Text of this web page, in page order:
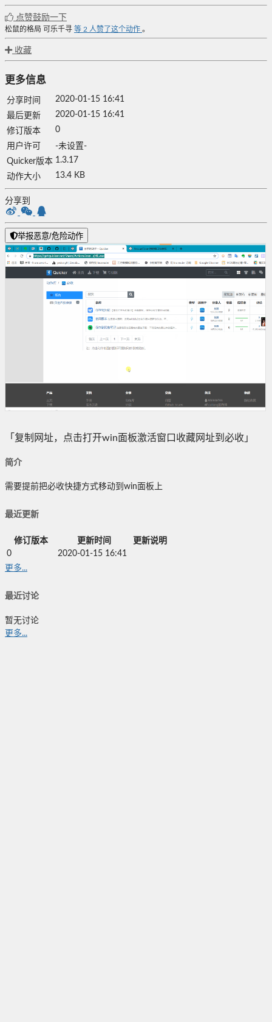
点赞鼓励一下
松鼠的格局 可乐千寻 等 2 人赞了这个动作 。
收藏
更多信息
分享时间
2020-01-15 16:41
最后更新
2020-01-15 16:41
修订版本
0
用户许可
-未设置-
Quicker版本 1.3.17
动作大小
13.4 KB
分享到
举报恶意/危险动作
「复制网址，点击打开win面板激活窗口收藏网址到必收」
简介
需要提前把必收快捷方式移动到win面板上
最近更新
修订版本 更新时间
更新说明
0
2020-01-15 16:41
更多...
最近讨论
暂无讨论
更多...